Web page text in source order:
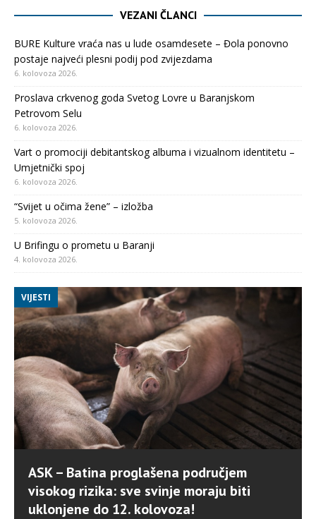
VEZANI ČLANCI
BURE Kulture vraća nas u lude osamdesete – Đola ponovno
postaje najveći plesni podij pod zvijezdama
6. kolovoza 2026.
Proslava crkvenog goda Svetog Lovre u Baranjskom
Petrovom Selu
6. kolovoza 2026.
Vart o promociji debitantskog albuma i vizualnom identitetu –
Umjetnički spoj
6. kolovoza 2026.
“Svijet u očima žene” – izložba
5. kolovoza 2026.
U Brifingu o prometu u Baranji
4. kolovoza 2026.
VIJESTI
ASK – Batina proglašena područjem
visokog rizika: sve svinje moraju biti
uklonjene do 12. kolovoza!